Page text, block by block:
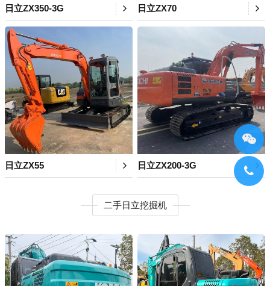
日立ZX350-3G 日立ZX70
日立ZX55 日立ZX200-3G
二手日立挖掘机